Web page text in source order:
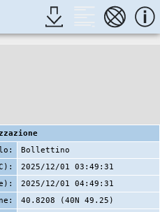
Bollettino
2025/12/01 03:49:31
2025/12/01 04:49:31
40.8208 (40N 49.25)